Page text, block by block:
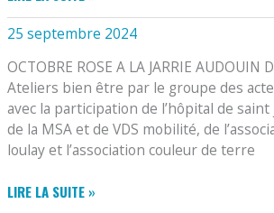
25 septembre 2024
OCTOBRE ROSE A LA JARRIE AUDOUIN
Ateliers bien être par le groupe des
avec la participation de l’hôpital de saint
de la MSA et de VDS mobilité, de
loulay et l’association couleur de terre
LIRE LA SUITE »